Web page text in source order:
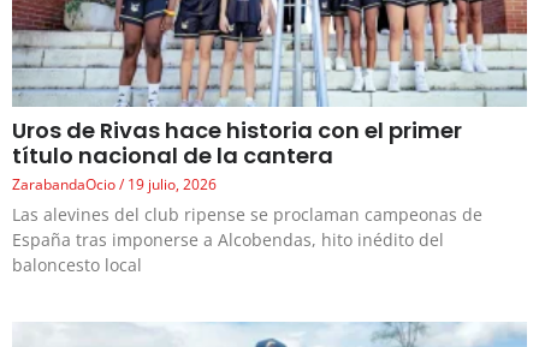
Uros de Rivas hace historia con el primer
título nacional de la cantera
ZarabandaOcio 19 julio, 2026
Las alevines del club ripense se proclaman campeonas de
España tras imponerse a Alcobendas, hito inédito del
baloncesto local